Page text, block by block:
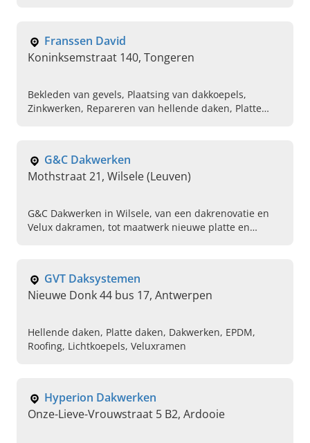
Franssen David
Koninksemstraat 140, Tongeren
Bekleden van gevels, Plaatsing van dakkoepels,
Zinkwerken, Repareren van hellende daken, Platte
G&C Dakwerken
Mothstraat 21, Wilsele (Leuven)
G&C Dakwerken in Wilsele, van een dakrenovatie en
Velux dakramen, tot maatwerk nieuwe platte en
GVT Daksystemen
Nieuwe Donk 44 bus 17, Antwerpen
Hellende daken, Platte daken, Dakwerken, EPDM,
Roofing, Lichtkoepels, Veluxramen
Hyperion Dakwerken
Onze-Lieve-Vrouwstraat 5 B2, Ardooie